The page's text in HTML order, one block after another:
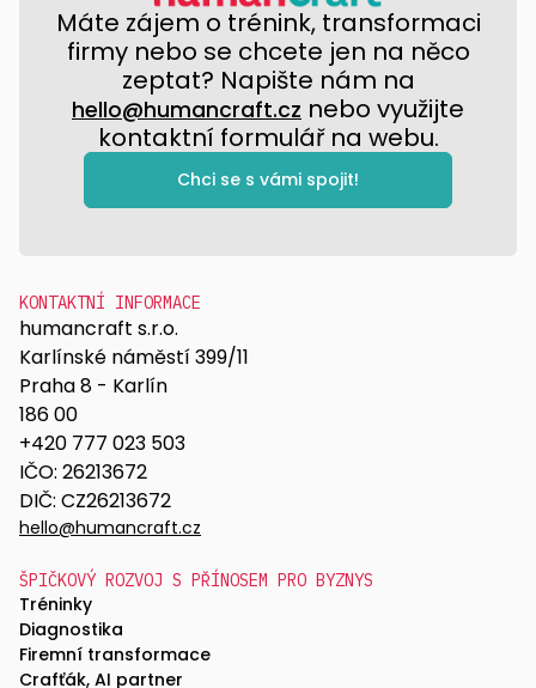
Máte zájem o trénink, transformaci
firmy nebo se chcete jen na něco
zeptat? Napište nám na
hello@humancraft.cz nebo využijte
kontaktní formulář na webu.
Chci se s vámi spojit!
KONTAKTNÍ INFORMACE
humancraft s.r.o.
Karlínské náměstí 399/11
Praha 8 - Karlín
186 00
+420 777 023 503
IČO: 26213672
DIČ: CZ26213672
hello@humancraft.cz
ŠPIČKOVÝ ROZVOJ S PŘÍNOSEM PRO BYZNYS
Tréninky
Diagnostika
Firemní transformace
Crafťák, AI partner